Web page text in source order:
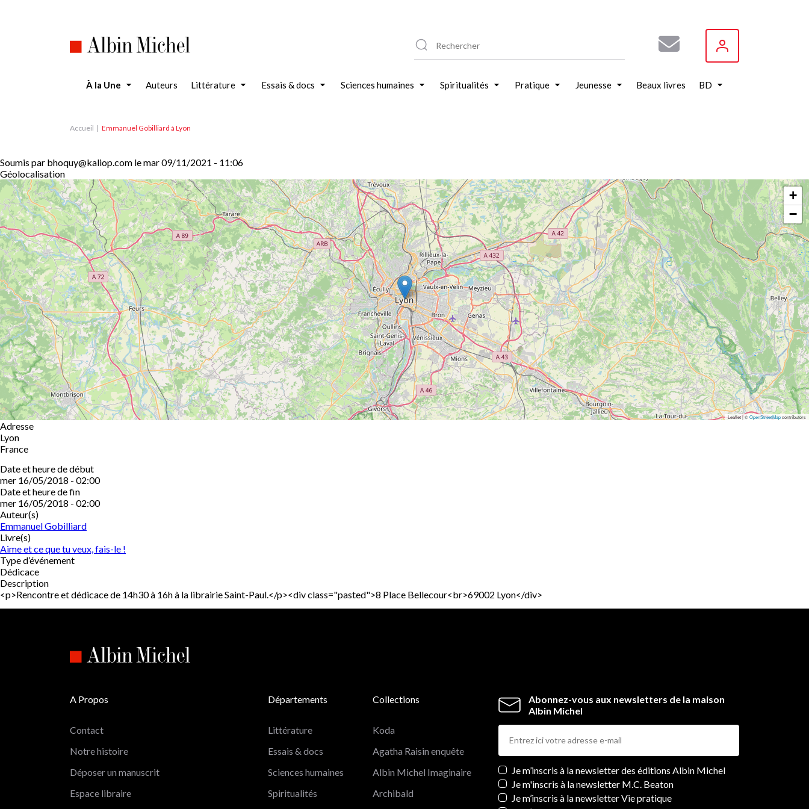
À la Une Auteurs Littérature Essais & docs Sciences humaines Spiritualités Pratique Jeunesse Beaux livres BD
Accueil Emmanuel Gobilliard à Lyon
Soumis par bhoquy@kaliop.com lemar 09/11/2021 - 11:06
Géolocalisation
+
−
Leaflet | ©OpenStreetMapcontributors
Adresse
Lyon
France
Date et heure de début
mer 16/05/2018 - 02:00
Date et heure de fin
mer 16/05/2018 - 02:00
Auteur(s)
Emmanuel Gobilliard
Livre(s)
Aime et ce que tu veux, fais-le !
Type d’événement
Dédicace
Description
<p>Rencontre et dédicace de 14h30 à 16h à la librairie Saint-Paul.</p><div class="pasted">8 Place Bellecour<br>69002 Lyon</div>
Abonnez-vous aux newsletters de la maison
Albin Michel
Newsletters
Je m’inscris à la newsletter des éditions Albin Michel
Je m'inscris à la newsletter M.C. Beaton
Je m’inscris à la newsletter Vie pratique
A Propos
Contact
Notre histoire
Déposer un manuscrit
Espace libraire
Départements
Littérature
Essais & docs
Sciences humaines
Spiritualités
Collections
Koda
Agatha Raisin enquête
Albin Michel Imaginaire
Archibald